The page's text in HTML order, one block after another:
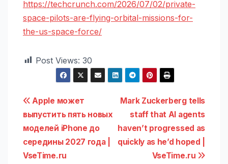
https://techcrunch.com/2026/07/02/private-
space-pilots-are-flying-orbital-missions-for-
the-us-space-force/
Post Views: 30
Навигация
по
записям
Mark Zuckerberg tells
staff that AI agents
haven’t progressed as
quickly as he’d hoped |
VseTime.ru
Apple может
выпустить пять новых
моделей iPhone до
середины 2027 года |
VseTime.ru